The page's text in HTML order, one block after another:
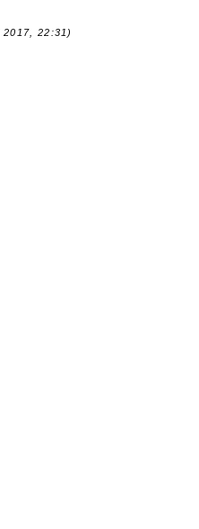
22:31)